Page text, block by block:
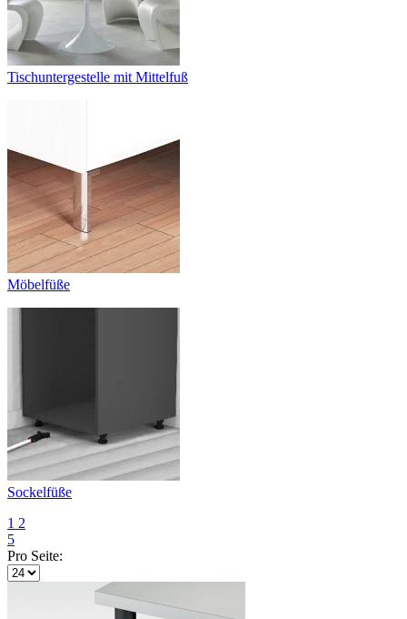
Tischuntergestelle mit Mittelfuß
Möbelfüße
Sockelfüße
1 2
5
Pro Seite: